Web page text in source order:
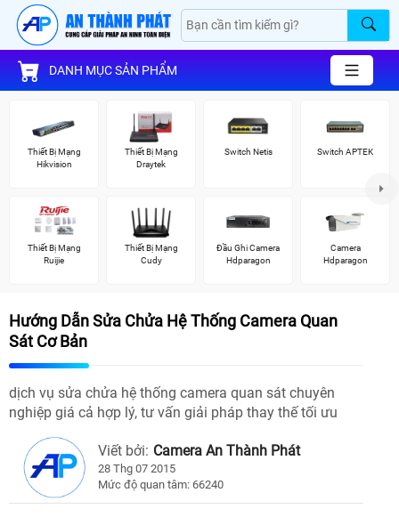
DANH MỤC SẢN PHẨM
Thiết Bị Mạng
Hikvision
Thiết Bị Mạng
Draytek
Switch Netis Switch APTEK
Thiết Bị Mạng
Ruijie
Thiết Bị Mạng
Cudy
Đầu Ghi Camera
Hdparagon
Camera
Hdparagon
Hướng Dẫn Sửa Chửa Hệ Thống Camera Quan
Sát Cơ Bản
dịch vụ sửa chửa hệ thống camera quan sát chuyên
nghiệp giá cả hợp lý, tư vấn giải pháp thay thế tối ưu
Viết bởi: Camera An Thành Phát
28 Thg 07 2015
Mức độ quan tâm: 66240